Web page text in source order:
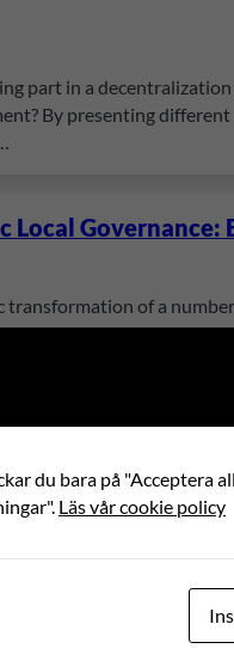
part in a
By presenting
of a
Pakistan,
du bara på "Acceptera
Läs vår cookie policy